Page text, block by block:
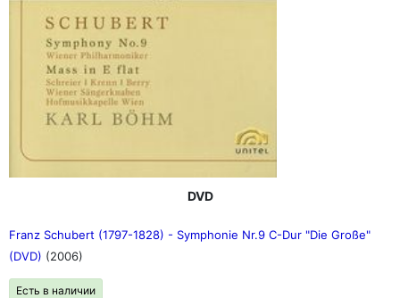
DVD
Franz Schubert (1797-1828) - Symphonie Nr.9 C-Dur "Die Große"
(DVD) (2006)
Есть в наличии